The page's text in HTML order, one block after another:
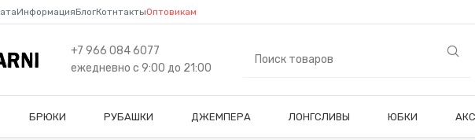
ИнформацияБлогКотнтактыОптовикам
+7 966 084 6077
ежедневно с 9:00 до 21:00
БРЮКИ РУБАШКИ ДЖЕМПЕРА ЛОНГСЛИВЫ ЮБКИ